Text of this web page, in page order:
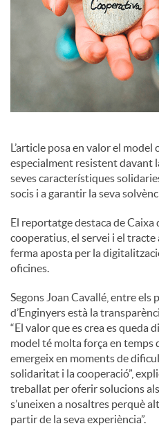
L’article posa en valor el
especialment resistent davant
seves característiques
socis i a garantir la seva
El reportatge destaca de Caixa
cooperatius, el servei i el tracte
ferma aposta per la
oficines.
Segons Joan Cavallé, entre
d’Enginyers està la
“El valor que es crea es queda
model té molta força en temps
emergeix en moments de
solidaritat i la cooperació”,
treballat per oferir solucions
s’uneixen a nosaltres perquè
partir de la seva experiència”.